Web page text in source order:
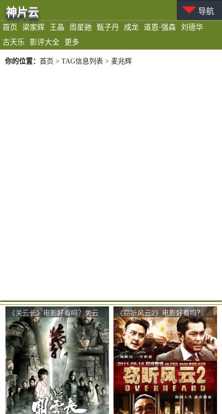
首页 梁家辉 王晶 周星驰 甄子丹 成龙 道恩·强森
刘德华
古天乐
影评大全 更多
神片云 导航
你的位置： 首页 > TAG信息列表 > 麦兆辉
《关云长》电影好看吗？关云
长影评及简介
《窃听风云2》电影好看吗？
窃听风云2影评及简介